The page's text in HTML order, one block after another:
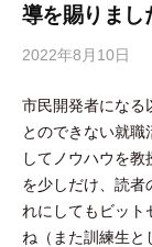
導を賜りまし
2022年8月10日
隅
田
智
尋
市民開発者になる
とのできない就職
してノウハウを
を少しだけ、読者
れにしてもビット
ね（また訓練生と